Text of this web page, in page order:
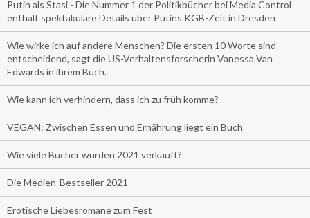
Putin als Stasi - Die Nummer 1 der Politikbücher bei Media Control
enthält spektakuläre Details über Putins KGB-Zeit in Dresden
Wie wirke ich auf andere Menschen? Die ersten 10 Worte sind
entscheidend, sagt die US-Verhaltensforscherin Vanessa Van
Edwards in ihrem Buch.
Wie kann ich verhindern, dass ich zu früh komme?
VEGAN: Zwischen Essen und Ernährung liegt ein Buch
Wie viele Bücher wurden 2021 verkauft?
Die Medien-Bestseller 2021
Erotische Liebesromane zum Fest